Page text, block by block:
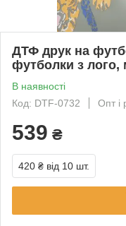
ДТФ друк на
футболки з лого,
В наявності
Код: DTF-0732
Опт і
539 ₴
420 ₴ від 10 шт.